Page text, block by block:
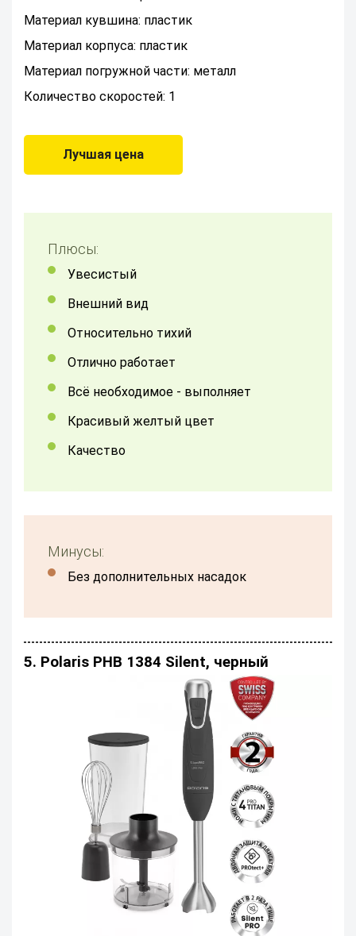
Материал кувшина: пластик
Материал корпуса: пластик
Материал погружной части: металл
Количество скоростей: 1
Лучшая цена
Плюсы:
увесистый
внешний вид
относительно тихий
Отлично работает
Всё необходимое - выполняет
Красивый желтый цвет
качество
Минусы:
без дополнительных насадок
5. Polaris PHB 1384 Silent, черный